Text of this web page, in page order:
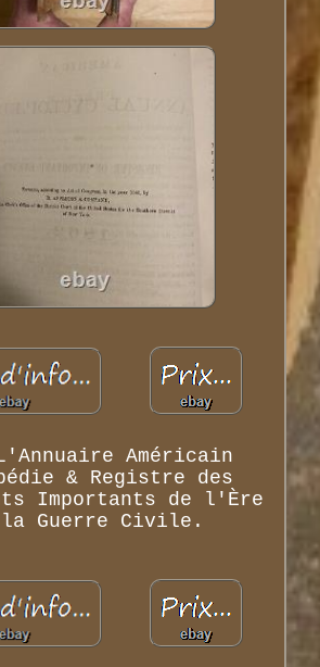
Américain
& Registre des
Importants de l'Ère
la Guerre Civile.